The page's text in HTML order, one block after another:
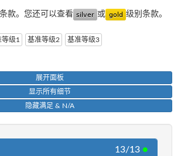
款。您还可以查看 或 级别条款。
等级1 基准等级2 基准等级3
展开面板
显示所有细节
隐藏满足 & N/A
13/13 ●